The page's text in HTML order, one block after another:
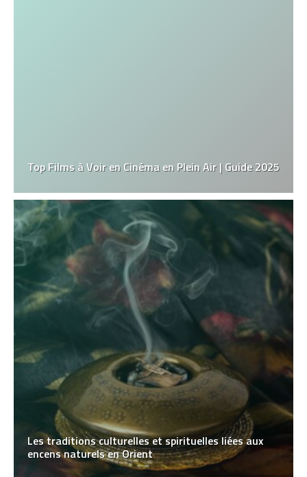
Top Films à Voir en Cinéma en Plein Air | Guide 2025
Les traditions culturelles et spirituelles liées aux
encens naturels en Orient